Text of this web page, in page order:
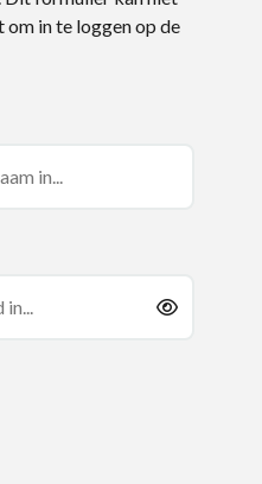
in te loggen op de